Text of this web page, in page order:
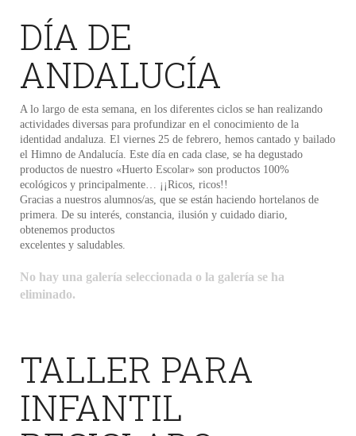
DÍA DE
ANDALUCÍA
A lo largo de esta semana, en los diferentes ciclos se han realizando
actividades diversas para profundizar en el conocimiento de la
identidad andaluza. El viernes 25 de febrero, hemos cantado y bailado
el Himno de Andalucía. Este día en cada clase, se ha degustado
productos de nuestro «Huerto Escolar» son productos 100%
ecológicos y principalmente… ¡¡Ricos, ricos!!
Gracias a nuestros alumnos/as, que se están haciendo hortelanos de
primera. De su interés, constancia, ilusión y cuidado diario,
obtenemos productos
excelentes y saludables.
No hay una galería seleccionada o la galería se ha
eliminado.
TALLER PARA
INFANTIL